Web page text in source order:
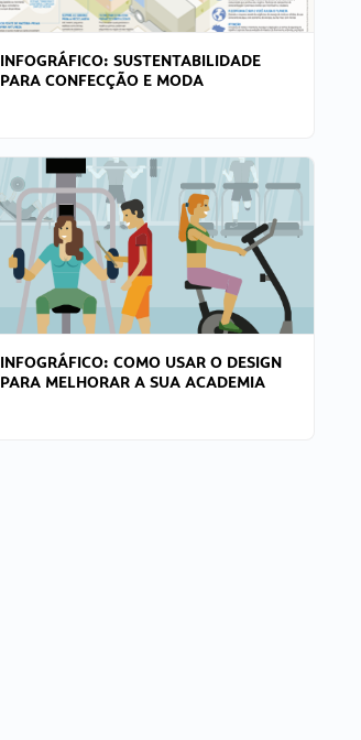
INFOGRÁFICO: SUSTENTABILIDADE
PARA CONFECÇÃO E MODA
INFOGRÁFICO: COMO USAR O DESIGN
PARA MELHORAR A SUA ACADEMIA